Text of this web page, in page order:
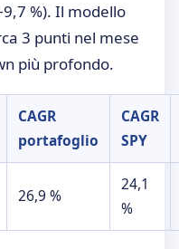
%). Il modello
3 punti nel mese
più profondo.
CAGR
portafoglio
CAGR
SPY
26,9 %
24,1
%